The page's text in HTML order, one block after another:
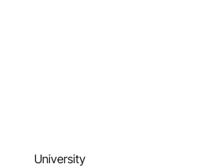
University